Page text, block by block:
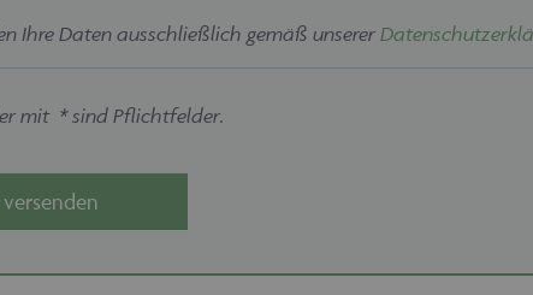
Ihre Daten ausschließlich gemäß unserer
mit * sind Pflichtfelder.